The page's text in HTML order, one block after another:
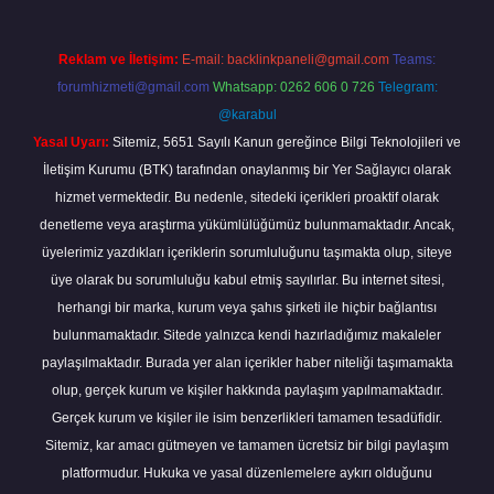
Reklam ve İletişim: E-mail: backlinkpaneli@gmail.com Teams:
forumhizmeti@gmail.com Whatsapp: 0262 606 0 726 Telegram:
@karabul
Yasal Uyarı: Sitemiz, 5651 Sayılı Kanun gereğince Bilgi Teknolojileri ve
İletişim Kurumu (BTK) tarafından onaylanmış bir Yer Sağlayıcı olarak
hizmet vermektedir. Bu nedenle, sitedeki içerikleri proaktif olarak
denetleme veya araştırma yükümlülüğümüz bulunmamaktadır. Ancak,
üyelerimiz yazdıkları içeriklerin sorumluluğunu taşımakta olup, siteye
üye olarak bu sorumluluğu kabul etmiş sayılırlar. Bu internet sitesi,
herhangi bir marka, kurum veya şahıs şirketi ile hiçbir bağlantısı
bulunmamaktadır. Sitede yalnızca kendi hazırladığımız makaleler
paylaşılmaktadır. Burada yer alan içerikler haber niteliği taşımamakta
olup, gerçek kurum ve kişiler hakkında paylaşım yapılmamaktadır.
Gerçek kurum ve kişiler ile isim benzerlikleri tamamen tesadüfidir.
Sitemiz, kar amacı gütmeyen ve tamamen ücretsiz bir bilgi paylaşım
platformudur. Hukuka ve yasal düzenlemelere aykırı olduğunu